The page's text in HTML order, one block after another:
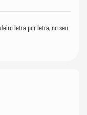
letra por letra, no seu